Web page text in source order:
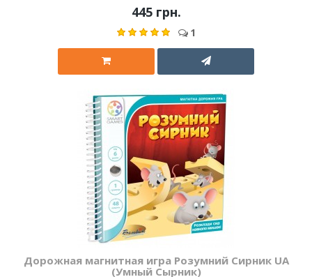
445 грн.
1
Дорожная магнитная игра Розумний Сирник UA
(Умный Сырник)